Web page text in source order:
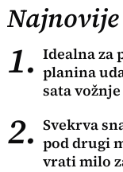
Najnovije
1. Idealna za
planina
sata
2. Svekrva
pod drugi
vrati milo